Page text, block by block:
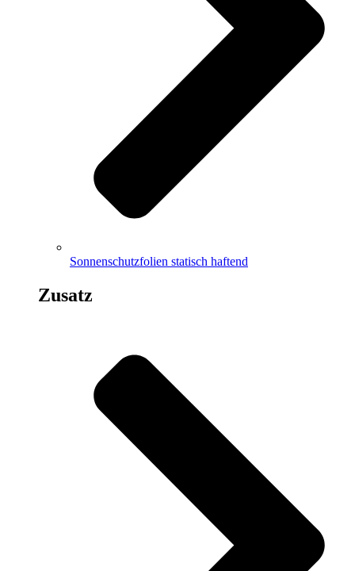
Sonnenschutzfolien statisch haftend
Zusatz